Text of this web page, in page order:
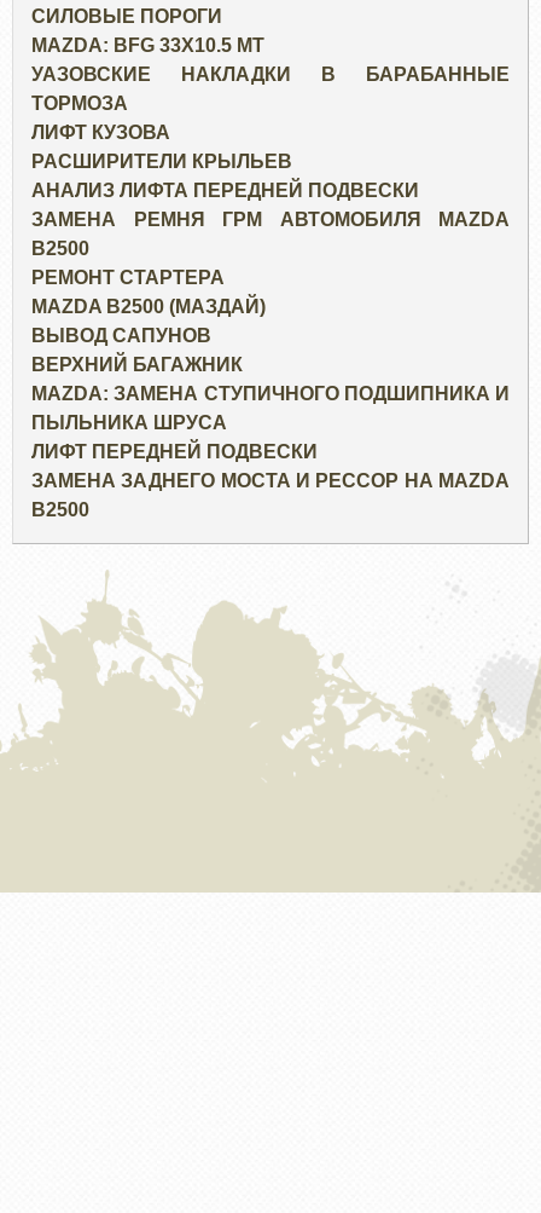
СИЛОВЫЕ ПОРОГИ
MAZDA: BFG 33X10.5 MT
УАЗОВСКИЕ НАКЛАДКИ В БАРАБАННЫЕ
ТОРМОЗА
ЛИФТ КУЗОВА
РАСШИРИТЕЛИ КРЫЛЬЕВ
АНАЛИЗ ЛИФТА ПЕРЕДНЕЙ ПОДВЕСКИ
ЗАМЕНА РЕМНЯ ГРМ АВТОМОБИЛЯ MAZDA
B2500
РЕМОНТ СТАРТЕРА
MAZDA B2500 (МАЗДАЙ)
ВЫВОД САПУНОВ
ВЕРХНИЙ БАГАЖНИК
MAZDA: ЗАМЕНА СТУПИЧНОГО ПОДШИПНИКА И
ПЫЛЬНИКА ШРУСА
ЛИФТ ПЕРЕДНЕЙ ПОДВЕСКИ
ЗАМЕНА ЗАДНЕГО МОСТА И РЕССОР НА MAZDA
B2500